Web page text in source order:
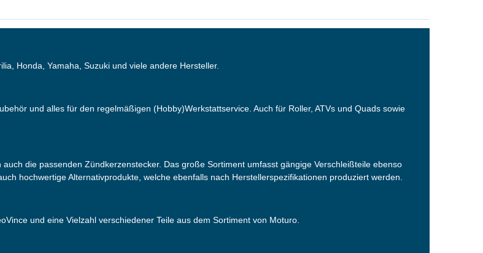
Honda, Yamaha, Suzuki und viele andere Hersteller.
und alles für den regelmäßigen (Hobby)Werkstattservice. Auch für Roller, ATVs und Quads sowie
die passenden Zündkerzenstecker. Das große Sortiment umfasst gängige Verschleißteile ebenso
hochwertige Alternativprodukte, welche ebenfalls nach Herstellerspezifikationen produziert werden.
und eine Vielzahl verschiedener Teile aus dem Sortiment von Moturo.